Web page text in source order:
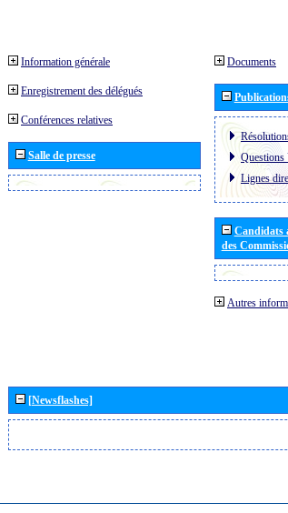
Information générale
Enregistrement des délégués
Conférences relatives
Salle de presse
Documents
Questions
Lignes
Candidats
des
Autres
[Newsflashes]